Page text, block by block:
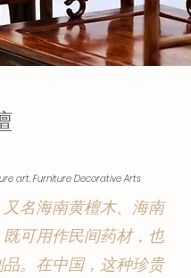
art, Furniture Decorative Arts
名海南黄檀木、海南
可用作民间药材，也
。在中国，这种珍贵